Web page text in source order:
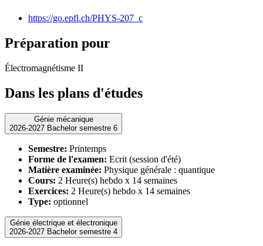
https://go.epfl.ch/PHYS-207_c
Préparation pour
Électromagnétisme II
Dans les plans d'études
Génie mécanique
2026-2027 Bachelor semestre 6
Semestre: Printemps
Forme de l'examen: Ecrit (session d'été)
Matière examinée: Physique générale : quantique
Cours: 2 Heure(s) hebdo x 14 semaines
Exercices: 2 Heure(s) hebdo x 14 semaines
Type: optionnel
Génie électrique et électronique
2026-2027 Bachelor semestre 4